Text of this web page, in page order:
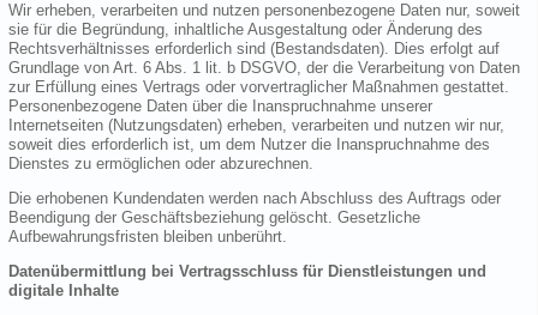
Wir erheben, verarbeiten und nutzen personenbezogene Daten nur, soweit
sie für die Begründung, inhaltliche Ausgestaltung oder Änderung des
Rechtsverhältnisses erforderlich sind (Bestandsdaten). Dies erfolgt auf
Grundlage von Art. 6 Abs. 1 lit. b DSGVO, der die Verarbeitung von Daten
zur Erfüllung eines Vertrags oder vorvertraglicher Maßnahmen gestattet.
Personenbezogene Daten über die Inanspruchnahme unserer
Internetseiten (Nutzungsdaten) erheben, verarbeiten und nutzen wir nur,
soweit dies erforderlich ist, um dem Nutzer die Inanspruchnahme des
Dienstes zu ermöglichen oder abzurechnen.
Die erhobenen Kundendaten werden nach Abschluss des Auftrags oder
Beendigung der Geschäftsbeziehung gelöscht. Gesetzliche
Aufbewahrungsfristen bleiben unberührt.
Datenübermittlung bei Vertragsschluss für Dienstleistungen und
digitale Inhalte